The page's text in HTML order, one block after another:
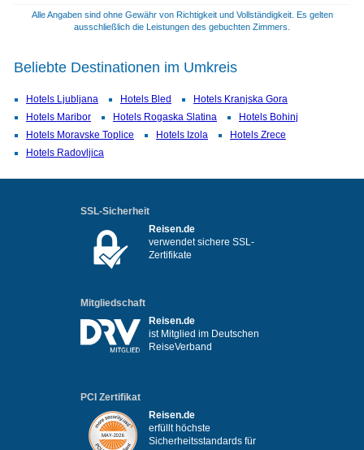
Alle Angaben sind ohne Gewähr von Richtigkeit und Vollständigkeit. Es gelten
ausschließlich die Leistungen des gebuchten Zimmers.
Beliebte Destinationen im Umkreis
Hotels Ljubljana Hotels Bled
Hotels Kranjska Gora
Hotels Maribor
Hotels Rogaska Slatina
Hotels Bohinj
Hotels Moravske Toplice
Hotels Izola
Hotels Zrece
Hotels Radovljica
SSL-Sicherheit
Reisen.de
verwendet sichere SSL-
Zertifikate
Mitgliedschaft
Reisen.de
ist Mitglied im Deutschen
ReiseVerband
PCI Zertifikat
Reisen.de
erfüllt höchste
Sicherheitsstandards für